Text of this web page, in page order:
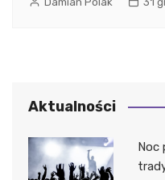
Aktualności
Noc